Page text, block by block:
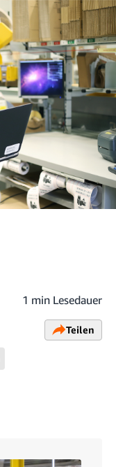
1 min Lesedauer
Teilen